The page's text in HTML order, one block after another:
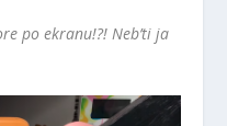
po ekranu!?! Neb’ti ja